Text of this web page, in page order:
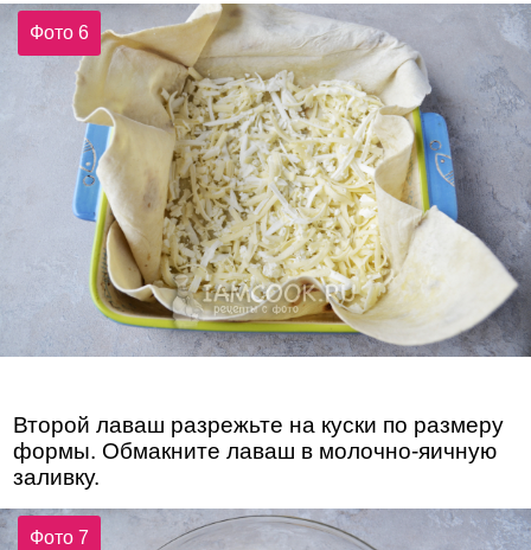
Фото 6
Второй лаваш разрежьте на куски по размеру
формы. Обмакните лаваш в молочно-яичную
заливку.
Фото 7